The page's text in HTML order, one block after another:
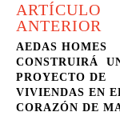
ARTÍCULO
ANTERIOR
AEDAS HOMES
CONSTRUIRÁ
PROYECTO DE
VIVIENDAS EN
CORAZÓN DE